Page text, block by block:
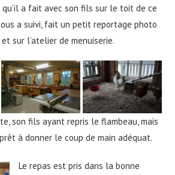
a fait avec son fils sur le toit de ce
a suivi, fait un petit reportage photo
sur l’atelier de menuiserie.
son fils ayant repris le flambeau, mais
à donner le coup de main adéquat.
Le repas est pris dans la bonne